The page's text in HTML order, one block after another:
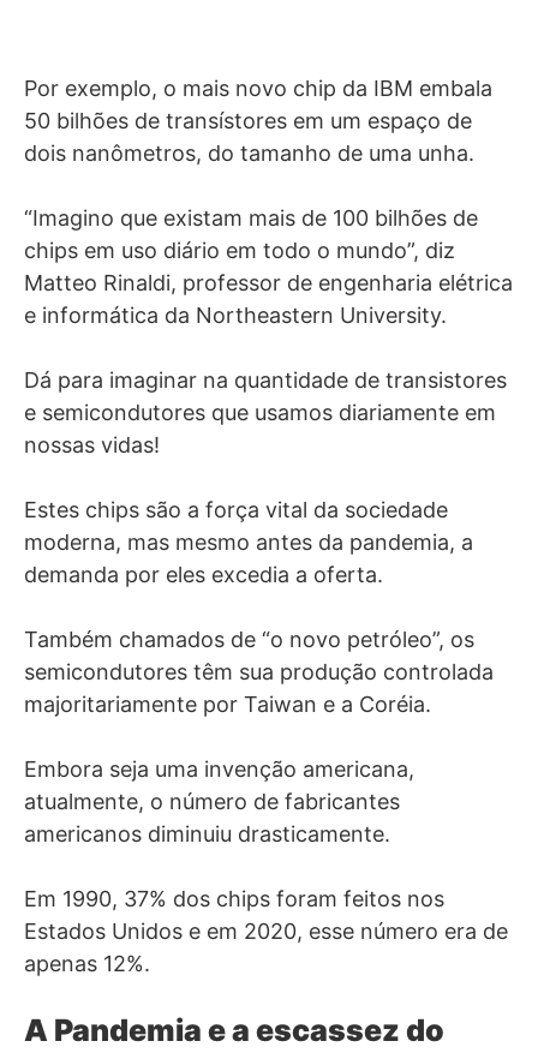
Por exemplo, o mais novo chip da IBM embala
50 bilhões de transístores em um espaço de
dois nanômetros, do tamanho de uma unha.
“Imagino que existam mais de 100 bilhões de
chips em uso diário em todo o mundo”, diz
Matteo Rinaldi, professor de engenharia elétrica
e informática da Northeastern University.
Dá para imaginar na quantidade de transistores
e semicondutores que usamos diariamente em
nossas vidas!
Estes chips são a força vital da sociedade
moderna, mas mesmo antes da pandemia, a
demanda por eles excedia a oferta.
Também chamados de “o novo petróleo”, os
semicondutores têm sua produção controlada
majoritariamente por Taiwan e a Coréia.
Embora seja uma invenção americana,
atualmente, o número de fabricantes
americanos diminuiu drasticamente.
Em 1990, 37% dos chips foram feitos nos
Estados Unidos e em 2020, esse número era de
apenas 12%.
A Pandemia e a escassez do